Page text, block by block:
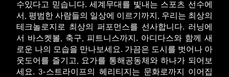
수있다고 믿습니다. 세계무대를 빛내는 스포츠 선수에
서, 평범한 사람들의 일상에 이르기까지, 우리는 최상의
테크놀로지로 최상의 퍼포먼스를 선사합니다. 러닝에
서 바스켓볼, 축구, 피트니스까지. 아디다스와 함께 새
로운 나의 모습을 만나보세요. 가끔은 도시를 벗어나 아
웃도어를 즐기고, 요가를 통해공동체와 하나가 되어보
세요. 3-스트라이프의 헤리티지는 문화로까지 이어집